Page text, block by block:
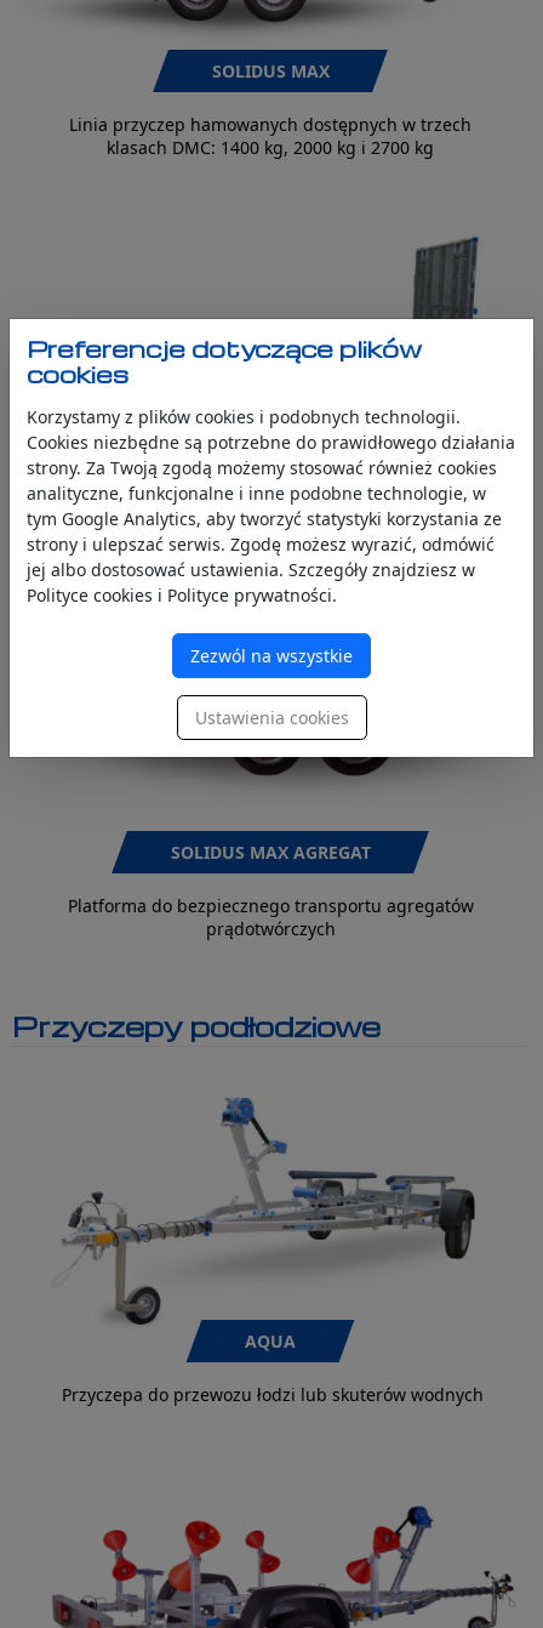
Preferencje dotyczące plików
cookies
Korzystamy z plików cookies i podobnych technologii.
Cookies niezbędne są potrzebne do prawidłowego działania
strony. Za Twoją zgodą możemy stosować również cookies
analityczne, funkcjonalne i inne podobne technologie, w
tym Google Analytics, aby tworzyć statystyki korzystania ze
strony i ulepszać serwis. Zgodę możesz wyrazić, odmówić
jej albo dostosować ustawienia. Szczegóły znajdziesz w
Polityce cookies i Polityce prywatności.
Zezwól na wszystkie
Ustawienia cookies
SOLIDUS MAX
Linia przyczep hamowanych dostępnych w trzech
klasach DMC: 1400 kg, 2000 kg i 2700 kg
TANTUS
NOWOŚĆProfesjonalna, dwuosiowa przyczepa do
transportu minikoparki
SOLIDUS MAX AGREGAT
Platforma do bezpiecznego transportu agregatów
prądotwórczych
Przyczepy podłodziowe
AQUA
Przyczepa do przewozu łodzi lub skuterów wodnych